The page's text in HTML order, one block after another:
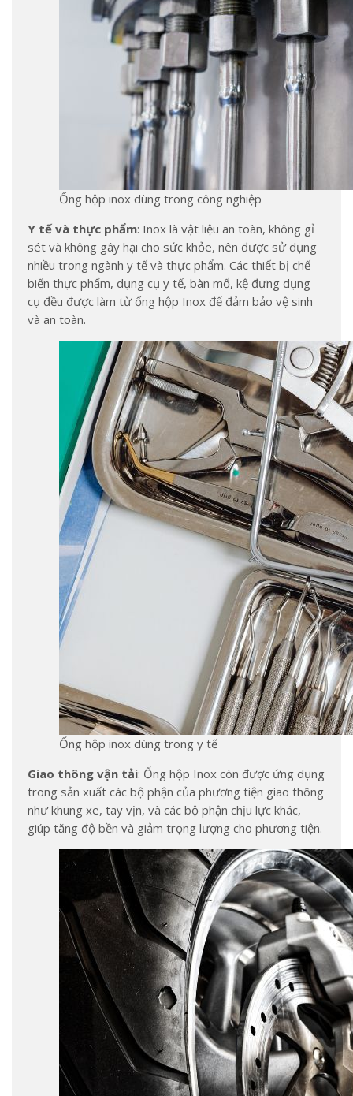
Ống hộp inox dùng trong công nghiệp
Y tế và thực phẩm: Inox là vật liệu an toàn, không gỉ
sét và không gây hại cho sức khỏe, nên được sử dụng
nhiều trong ngành y tế và thực phẩm. Các thiết bị chế
biến thực phẩm, dụng cụ y tế, bàn mổ, kệ đựng dụng
cụ đều được làm từ ống hộp Inox để đảm bảo vệ sinh
và an toàn.
Ống hộp inox dùng trong y tế
Giao thông vận tải: Ống hộp Inox còn được ứng dụng
trong sản xuất các bộ phận của phương tiện giao thông
như khung xe, tay vịn, và các bộ phận chịu lực khác,
giúp tăng độ bền và giảm trọng lượng cho phương tiện.